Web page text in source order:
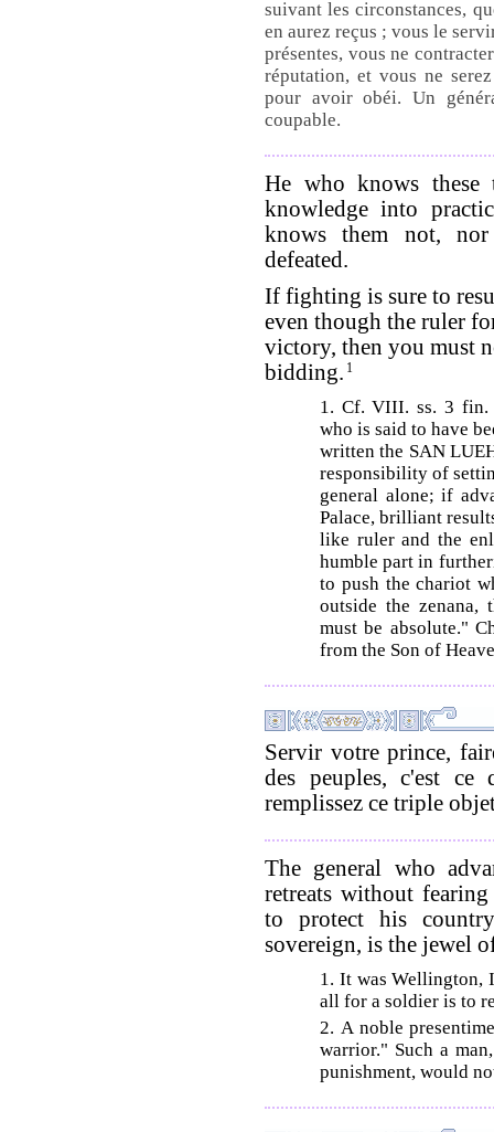
suivant les circonstances,
en aurez reçus ; vous le
présentes, vous ne
réputation, et vous ne
pour avoir obéi. Un
coupable.
He who knows
knowledge into
knows them not,
defeated.
If fighting is sure to
even though the ruler
victory, then you must
bidding. 1
1. Cf. VIII. ss. 3 fin.
who is said to have
written the SAN
responsibility of
general alone; if
Palace, brilliant
like ruler and the
humble part in
to push the chariot
outside the zenana,
must be absolute."
from the Son of
Servir votre prince,
des peuples, c'est
remplissez ce triple
The general who
retreats without fearing
to protect his
sovereign, is the jewel
1. It was Wellington,
all for a soldier is to
2. A noble
warrior." Such a
punishment, would